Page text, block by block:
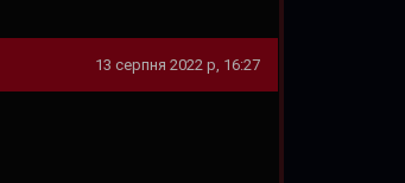
13 серпня 2022 р, 16:27